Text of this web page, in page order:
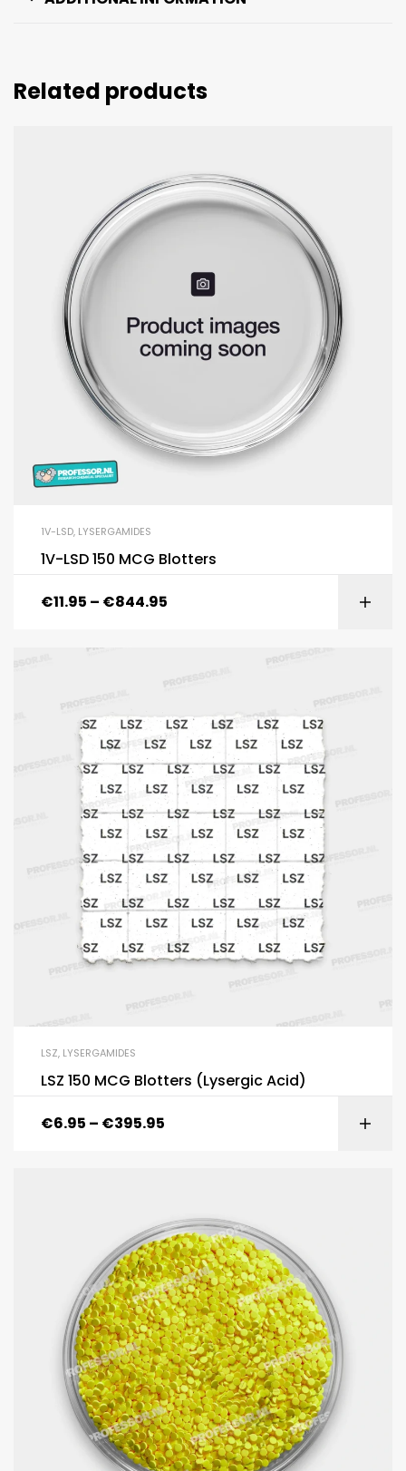
Related products
1V-LSD, LYSERGAMIDES
1V-LSD 150 MCG Blotters
€11.95 – €844.95
LSZ, LYSERGAMIDES
LSZ 150 MCG Blotters (Lysergic Acid)
€6.95 – €395.95